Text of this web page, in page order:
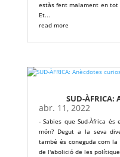
estàs fent malament en tot
Et...
read more
SUD-ÀFRICA:
abr. 11, 2022
- Sabies que Sud-Àfrica
món? Degut a la seva
també és coneguda com
de l'abolició de les